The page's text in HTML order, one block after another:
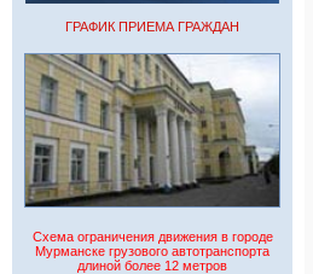
ГРАФИК ПРИЕМА ГРАЖДАН
Схема ограничения движения в городе
Мурманске грузового автотранспорта
длиной более 12 метров